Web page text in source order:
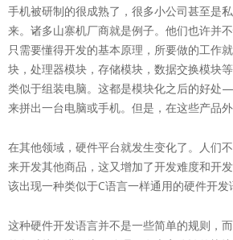
手机被研制的很成熟了，很多小公司甚至是
来。诸多山寨机厂商就是例子。他们也许并
只需要懂得开发的基本原理，所要做的工作
块，处理器模块，存储模块，数据交换模块
类似于组装电脑。这都是模块化之后的好
来拼出一台电脑或手机。但是，在这些产品
在其他领域，硬件平台就发生变化了。人们
来开发其他商品，这又增加了开发难度和开
该出现一种类似于C语言一样通用的硬件开发
这种硬件开发语言并不是一些简单的规则，